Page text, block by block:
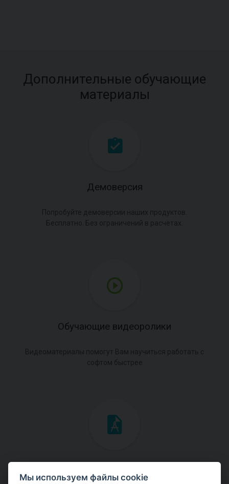
Дополнительные обучающие
материалы
Демоверсия
Обучающие видеоролики
Инженерные мануалы
Мы используем файлы cookie